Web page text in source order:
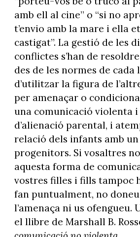
amb ell al cine” o “si no
t’envio amb la mare i ella
castigat”. La gestió de les
conflictes s’han de
des de les normes de cada
d’utilitzar la figura de
per amenaçar o
una comunicació violenta
d’alienació parental, i
relació dels infants amb un
progenitors. Si vosaltres
aquesta forma de
vostres filles i fills tampoc
fan puntualment, no doneu
l’amenaça ni us ofengueu.
el llibre de Marshall B.